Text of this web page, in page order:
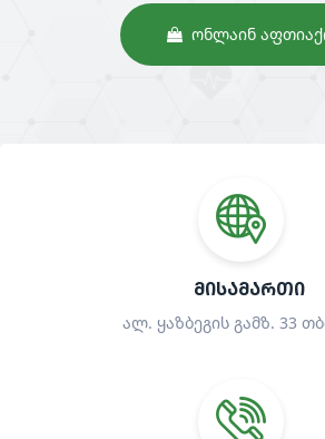
ᲝᲜᲚᲐᲘᲜ
ᲛᲘᲡᲐᲛᲐᲠᲗᲘ
ალ. ყაზბეგის გამზ. 33